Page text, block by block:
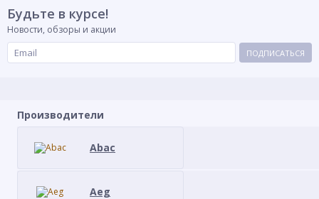
Будьте в курсе!
Новости, обзоры и акции
ПОДПИСАТЬСЯ
Производители
Abac
Aeg